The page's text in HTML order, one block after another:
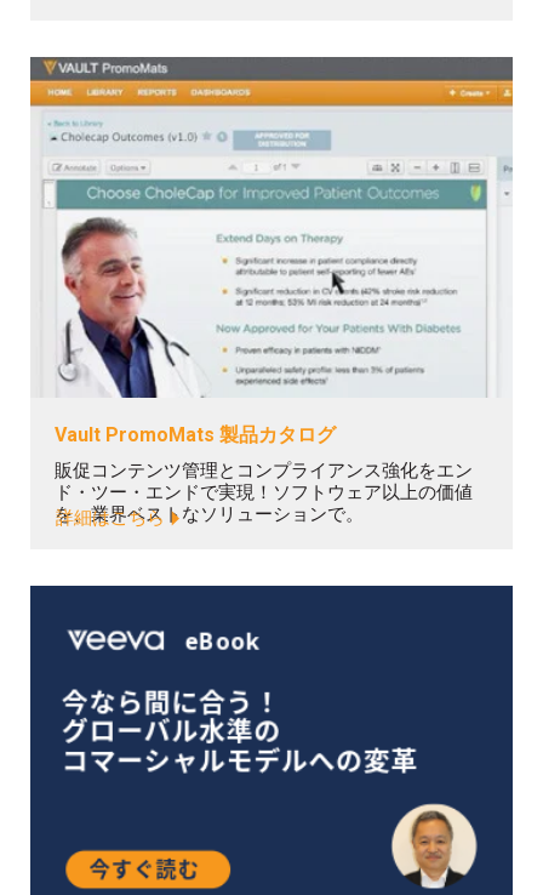
Vault PromoMats 製品カタログ
販促コンテンツ管理とコンプライアンス強化をエン
ド・ツー・エンドで実現！ソフトウェア以上の価値
を、業界ベストなソリューションで。
詳細はこちら